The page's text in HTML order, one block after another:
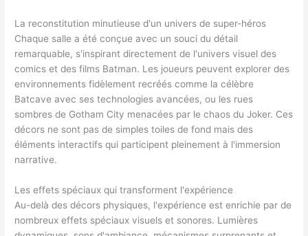
La reconstitution minutieuse d'un univers de super-héros
Chaque salle a été conçue avec un souci du détail
remarquable, s'inspirant directement de l'univers visuel des
comics et des films Batman. Les joueurs peuvent explorer des
environnements fidèlement recréés comme la célèbre
Batcave avec ses technologies avancées, ou les rues
sombres de Gotham City menacées par le chaos du Joker. Ces
décors ne sont pas de simples toiles de fond mais des
éléments interactifs qui participent pleinement à l'immersion
narrative.
Les effets spéciaux qui transforment l'expérience
Au-delà des décors physiques, l'expérience est enrichie par de
nombreux effets spéciaux visuels et sonores. Lumières